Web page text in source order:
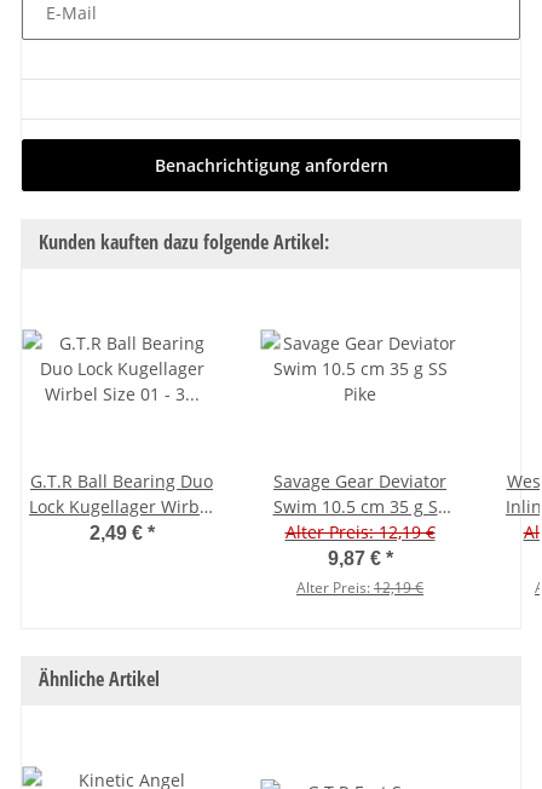
E-Mail
Benachrichtigung anfordern
Kunden kauften dazu folgende Artikel:
G.T.R Ball Bearing Duo
Lock Kugellager Wirbel
Size 01 - 3 Stück
2,49 € *
Savage Gear Deviator
Swim 10.5 cm 35 g SS
Pike
Alter Preis: 12,19 €
9,87 € *
Alter Preis:12,19 €
Ähnliche Artikel